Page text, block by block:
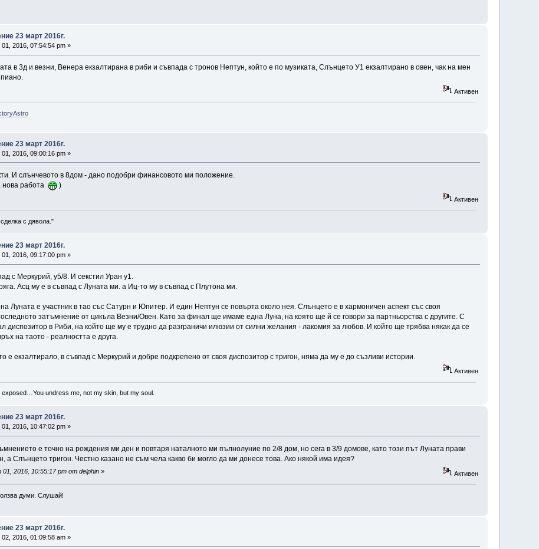
23 март 2016г.
2016, 07:54:54 pm »
в 3д и везни, Венера екзалтирана в риби и съвпада с тронов Нептун, който е по музиката, Слънцето У1 екзалтирано в овен, чак на мен
Активен
23 март 2016г.
01, 2016, 09:00:16 pm »
И слънчевото в 8дом - дано подобри финансовото ми положение.
нова работа
)
Активен
с дявола."
23 март 2016г.
2016, 09:17:00 pm »
с Меркурий, у5/8. И секстил Уран у1.
Асц му е в съвпад с Луната ми. а Иц-то му в съвпад с Плутона ми.
Луната е участник в тао със Сатурн и Юпитер. И един Нептун се повърта около нея. Слънцето е в хармоничен аспект със своя
затъмнение от цикъла Везни/Овен. Като за финал ще имаме една Луна, на която ще й се говори за партньорства с другите. С
диспозитор в Риби, на който ще му е трудно да разграничи илюзии от силни желания - лакомия за любов. И който ще трябва някак да се
на таото - реалността е друга.
е екзалтирало, в съвпад с Меркурий и добре подкрепено от своя диспозитор с тригон, няма да му е до съзливи истории.
Активен
exposed…You undress me, not my skin, but my soul.
23 март 2016г.
01, 2016, 10:47:02 pm »
е точно на рождения ми ден и повтаря наталното ми пълнолуние по 2/8 дом, но сега в 3/9 домове, като този път Луната прави
а Слънцето тригон. Честно казано не съм чела какво би могло да ми донесе това. Ако някой има идея?
2016, 10:55:17 pm от delphin» Активен
думи. Слушай!
23 март 2016г.
2016, 01:09:58 am »